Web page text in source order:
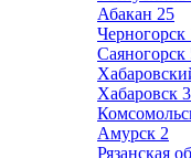
Абакан 25
Черногорск
Саяногорск
Хабаровск
Амурск 2
Рязанская